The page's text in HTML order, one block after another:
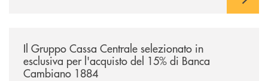
Il Gruppo Cassa Centrale selezionato in
esclusiva per l'acquisto del 15% di Banca
Cambiano 1884